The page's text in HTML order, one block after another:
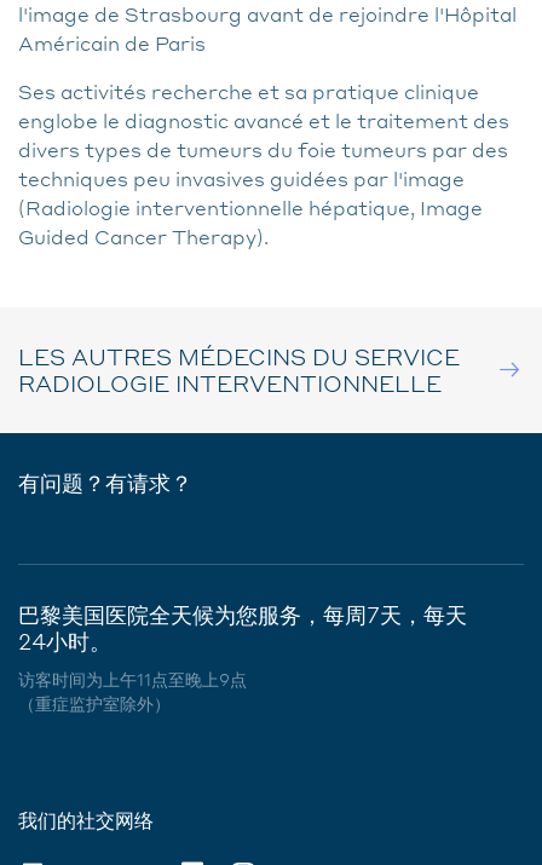
l'image de Strasbourg avant de rejoindre l'Hôpital
Américain de Paris
Ses activités recherche et sa pratique clinique
englobe le diagnostic avancé et le traitement des
divers types de tumeurs du foie tumeurs par des
techniques peu invasives guidées par l'image
(Radiologie interventionnelle hépatique, Image
Guided Cancer Therapy).
LES AUTRES MÉDECINS DU SERVICE
RADIOLOGIE INTERVENTIONNELLE
有问题？有请求？
巴黎美国医院全天候为您服务，每周7天，每天
24小时。
访客时间为上午11点至晚上9点
（重症监护室除外）
我们的社交网络